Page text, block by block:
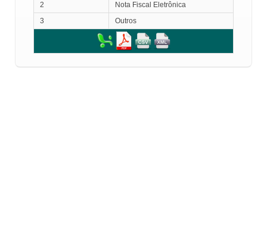
2
Nota Fiscal Eletrônica
3
Outros